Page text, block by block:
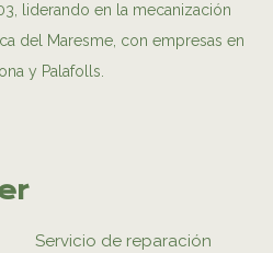
liderando en la mecanización
del Maresme, con empresas en
y Palafolls.
Servicio de reparación